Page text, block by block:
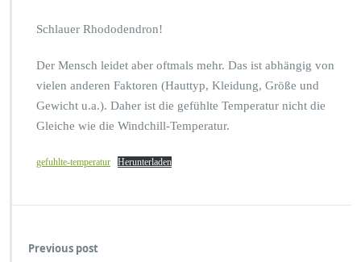
Schlauer Rhododendron!
Der Mensch leidet aber oftmals mehr. Das ist abhängig von
vielen anderen Faktoren (Hauttyp, Kleidung, Größe und
Gewicht u.a.). Daher ist die gefühlte Temperatur nicht die
Gleiche wie die Windchill-Temperatur.
gefuhlte-temperatur Herunterladen
Previous post